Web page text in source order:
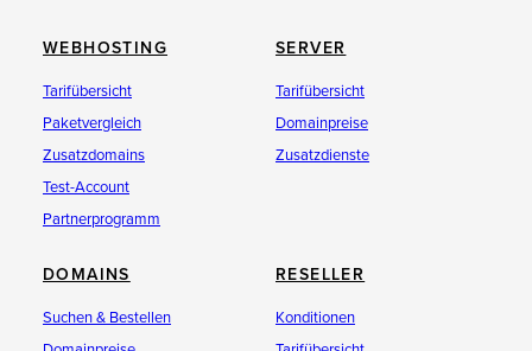
WEBHOSTING
Tarifübersicht
Paketvergleich
Zusatzdomains
Test-Account
Partnerprogramm
SERVER
Tarifübersicht
Domainpreise
Zusatzdienste
DOMAINS
Suchen & Bestellen
RESELLER
Konditionen